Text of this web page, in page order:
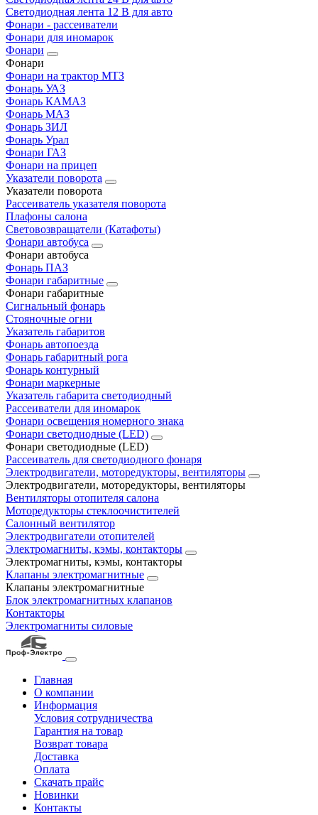
Светодиодная лента 12 В для авто
Фонари - рассеиватели
Фонари для иномарок
Фонари
Фонари
Фонари на трактор МТЗ
Фонарь УАЗ
Фонарь КАМАЗ
Фонарь МАЗ
Фонарь ЗИЛ
Фонарь Урал
Фонари ГАЗ
Фонари на прицеп
Указатели поворота
Указатели поворота
Рассеиватель указателя поворота
Плафоны салона
Световозвращатели (Катафоты)
Фонари автобуса
Фонари автобуса
Фонарь ПАЗ
Фонари габаритные
Фонари габаритные
Сигнальный фонарь
Стояночные огни
Указатель габаритов
Фонарь автопоезда
Фонарь габаритный рога
Фонарь контурный
Фонари маркерные
Указатель габарита светодиодный
Рассеиватели для иномарок
Фонари освещения номерного знака
Фонари светодиодные (LED)
Фонари светодиодные (LED)
Рассеиватель для светодиодного фонаря
Электродвигатели, моторедукторы, вентиляторы
Электродвигатели, моторедукторы, вентиляторы
Вентиляторы отопителя салона
Моторедукторы стеклоочистителей
Салонный вентилятор
Электродвигатели отопителей
Электромагниты, кэмы, контакторы
Электромагниты, кэмы, контакторы
Клапаны электромагнитные
Клапаны электромагнитные
Блок электромагнитных клапанов
Контакторы
Электромагниты силовые
Главная
О компании
Информация
Условия сотрудничества
Гарантия на товар
Возврат товара
Доставка
Оплата
Скачать прайс
Новинки
Контакты